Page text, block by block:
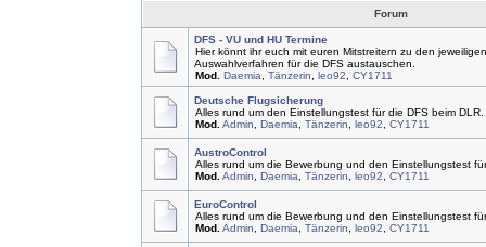
Forum
DFS - VU und HU Termine
Hier könnt ihr euch mit euren Mitstreitern zu den
Auswahlverfahren für die DFS austauschen.
Mod. Daemia Tänzerin leo92 CY1711
Deutsche Flugsicherung
Alles rund um den Einstellungstest für die DFS beim DLR.
Mod. Admin Daemia Tänzerin leo92 CY1711
AustroControl
Alles rund um die Bewerbung und den Einstellungstest
Mod. Admin Daemia Tänzerin leo92 CY1711
EuroControl
Alles rund um die Bewerbung und den Einstellungstest
Mod. Admin Daemia Tänzerin leo92 CY1711